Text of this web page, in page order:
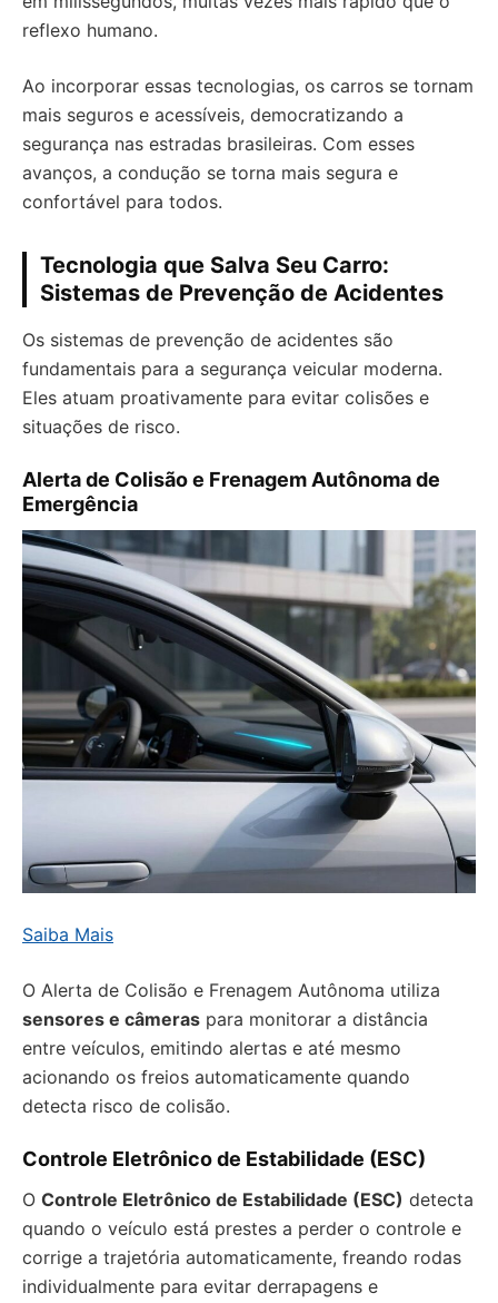
reflexo humano.
Ao incorporar essas tecnologias, os carros se tornam
mais seguros e acessíveis, democratizando a
segurança nas estradas brasileiras. Com esses
avanços, a condução se torna mais segura e
confortável para todos.
Tecnologia que Salva Seu Carro:
Sistemas de Prevenção de Acidentes
Os sistemas de prevenção de acidentes são
fundamentais para a segurança veicular moderna.
Eles atuam proativamente para evitar colisões e
situações de risco.
Alerta de Colisão e Frenagem Autônoma de
Emergência
Saiba Mais
O Alerta de Colisão e Frenagem Autônoma utiliza
sensores e câmeras para monitorar a distância
entre veículos, emitindo alertas e até mesmo
acionando os freios automaticamente quando
detecta risco de colisão.
Controle Eletrônico de Estabilidade (ESC)
O Controle Eletrônico de Estabilidade (ESC) detecta
quando o veículo está prestes a perder o controle e
corrige a trajetória automaticamente, freando rodas
individualmente para evitar derrapagens e